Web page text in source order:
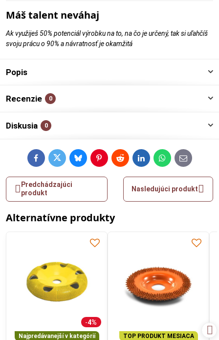
Máš talent neváhaj
Ak využiješ 50% potenciál výrobku na to, na čo je určený, tak si uľahčíš
svoju prácu o 90% a návratnosť je okamžitá
Popis
Recenzie 0
Diskusia 0
FacebookTwitterBlueskyPinterestRedditLinkedInWhatsApp
E-
mail
Predchádzajúci
produkt
Nasledujúci produkt
Alternatívne produkty
4%
Najpredávanejší v kategórií TOP PRODUKT MESIACA